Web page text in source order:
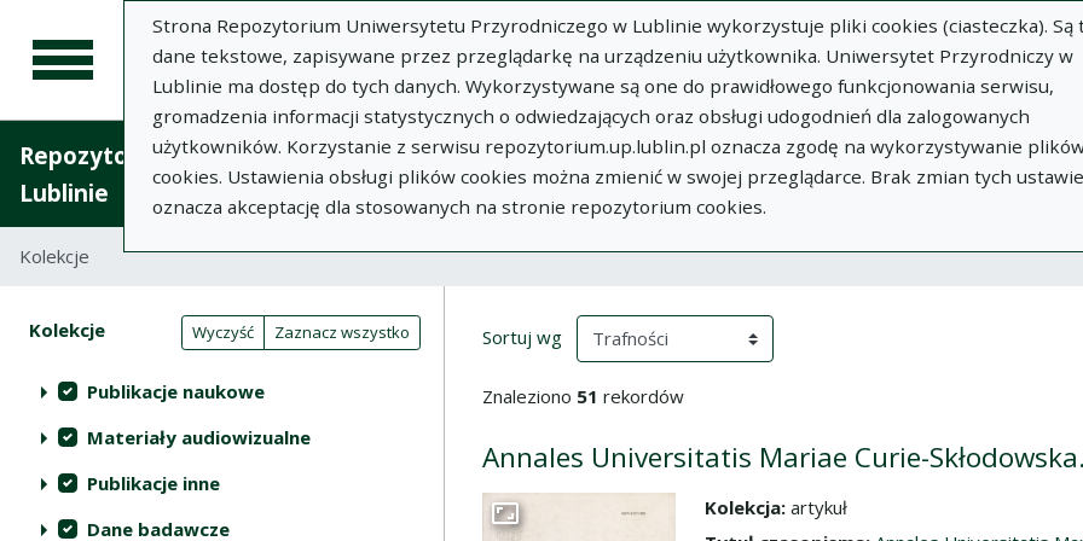
Strona Repozytorium Uniwersytetu Przyrodniczego w Lublinie wykorzystuje pliki cookies (ciasteczka). Są
dane tekstowe, zapisywane przez przeglądarkę na urządzeniu użytkownika. Uniwersytet Przyrodniczy w
Lublinie ma dostęp do tych danych. Wykorzystywane są one do prawidłowego funkcjonowania serwisu,
gromadzenia informacji statystycznych o odwiedzających oraz obsługi udogodnień dla zalogowanych
użytkowników. Korzystanie z serwisu repozytorium.up.lublin.pl oznacza zgodę na wykorzystywanie
cookies. Ustawienia obsługi plików cookies można zmienić w swojej przeglądarce. Brak zmian tych
oznacza akceptację dla stosowanych na stronie repozytorium cookies.
Repozytorium Uniwersytetu Przyrodniczego w
Lublinie
Dodaj
publikację
O
Repozytorium
Dokumenty
Kolekcje
Lista wyników wyszukiwania
Filtry wyszukiwania (automatyczne przeładowanie treści)
Akcje na kolekcjach Wyczyść Zaznacz wszystko
Kolekcje (automatyczne przeładowanie treści)
Publikacje naukowe
Materiały audiowizualne
Publikacje inne
Dane badawcze
Wyniki wyszukiwania
Sortuj wg (automatyczne przeładowanie treści)
Znaleziono 51 rekordów
Annales Universitatis Mariae Curie-
Przejdź do zbioru
Kolekcja: artykuł